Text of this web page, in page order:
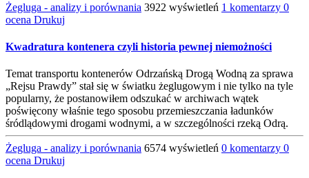
Żegluga - analizy i porównania 3922 wyświetleń 1 komentarzy 0
ocena Drukuj
Kwadratura kontenera czyli historia pewnej niemożności
Temat transportu kontenerów Odrzańską Drogą Wodną za sprawa
„Rejsu Prawdy” stał się w światku żeglugowym i nie tylko na tyle
popularny, że postanowiłem odszukać w archiwach wątek
poświęcony właśnie tego sposobu przemieszczania ładunków
śródlądowymi drogami wodnymi, a w szczególności rzeką Odrą.
Żegluga - analizy i porównania 6574 wyświetleń 0 komentarzy 0
ocena Drukuj